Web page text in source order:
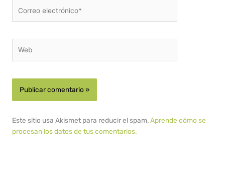
electrónico*
Este sitio usa Akismet para reducir el spam.Aprende cómo se
procesan los datos de tus comentarios.